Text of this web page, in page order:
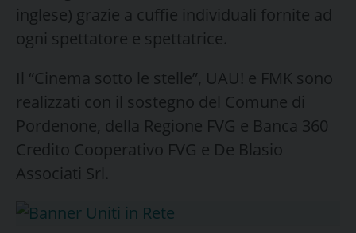
inglese) grazie a cuffie individuali fornite ad
ogni spettatore e spettatrice.
Il “Cinema sotto le stelle”, UAU! e FMK sono
realizzati con il sostegno del Comune di
Pordenone, della Regione FVG e Banca 360
Credito Cooperativo FVG e De Blasio
Associati Srl.